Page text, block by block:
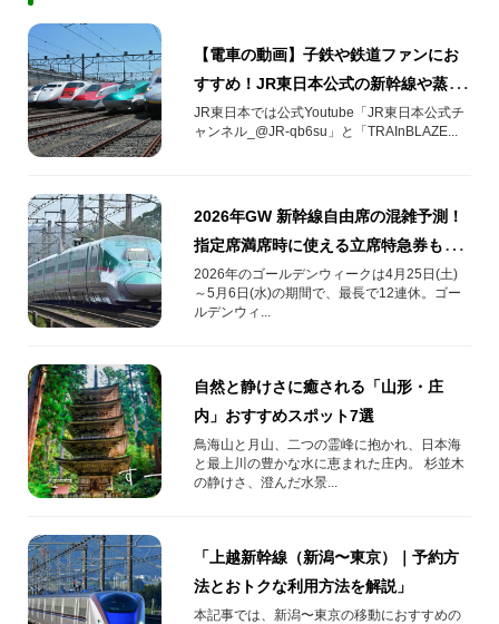
【電車の動画】子鉄や鉄道ファンにお
すすめ！JR東日本公式の新幹線や蒸気
機関車・電車の動画10選
JR東日本では公式Youtube「JR東日本公式チ
ャンネル_@JR-qb6su」と「TRAInBLAZE...
2026年GW 新幹線自由席の混雑予測！
指定席満席時に使える立席特急券も解
説
2026年のゴールデンウィークは4月25日(土)
～5月6日(水)の期間で、最長で12連休。ゴー
ルデンウィ...
自然と静けさに癒される「山形・庄
内」おすすめスポット7選
鳥海山と月山、二つの霊峰に抱かれ、日本海
と最上川の豊かな水に恵まれた庄内。 杉並木
の静けさ、澄んだ水景...
「上越新幹線（新潟〜東京）｜予約方
法とおトクな利用方法を解説」
本記事では、新潟〜東京の移動におすすめの